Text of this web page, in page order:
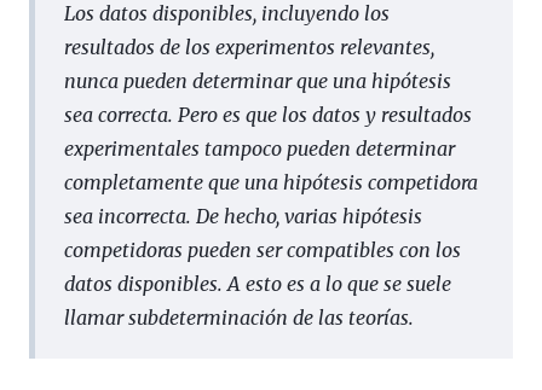
Los datos disponibles, incluyendo los
resultados de los experimentos relevantes,
nunca pueden determinar que una hipótesis
sea correcta. Pero es que los datos y resultados
experimentales tampoco pueden determinar
completamente que una hipótesis competidora
sea incorrecta. De hecho, varias hipótesis
competidoras pueden ser compatibles con los
datos disponibles. A esto es a lo que se suele
llamar subdeterminación de las teorías.